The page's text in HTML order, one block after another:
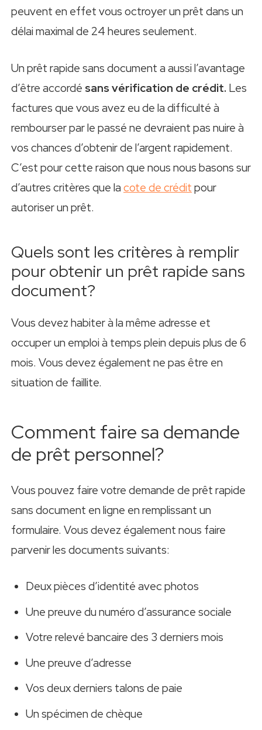
peuvent en effet vous octroyer un prêt dans un
délai maximal de 24 heures seulement.
Un prêt rapide sans document a aussi l’avantage
d’être accordé sans vérification de crédit. Les
factures que vous avez eu de la difficulté à
rembourser par le passé ne devraient pas nuire à
vos chances d’obtenir de l’argent rapidement.
C’est pour cette raison que nous nous basons sur
d’autres critères que la cote de crédit pour
autoriser un prêt.
Quels sont les critères à remplir
pour obtenir un prêt rapide sans
document?
Vous devez habiter à la même adresse et
occuper un emploi à temps plein depuis plus de 6
mois. Vous devez également ne pas être en
situation de faillite.
Comment faire sa demande
de prêt personnel?
Vous pouvez faire votre demande de prêt rapide
sans document en ligne en remplissant un
formulaire. Vous devez également nous faire
parvenir les documents suivants:
Deux pièces d’identité avec photos
Une preuve du numéro d’assurance sociale
Votre relevé bancaire des 3 derniers mois
Une preuve d’adresse
Vos deux derniers talons de paie
Un spécimen de chèque